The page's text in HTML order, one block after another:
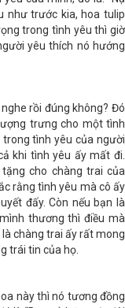
của mình, đó là: “Nụ
như trước kia, hoa tulip
trong tình yêu thì giờ
yêu thích nó hướng
rồi đúng không? Đó
trưng cho một tình
tình yêu của người
khi tình yêu ấy mất đi.
cho chàng trai của
rằng tình yêu mà cô ấy
đấy. Còn nếu bạn là
thương thì điều mà
là chàng trai ấy rất mong
trái tin của họ.
này thì nó tương đồng